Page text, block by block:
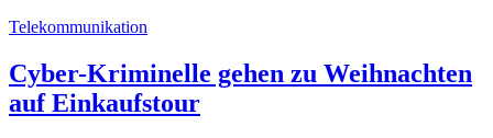
Kategorien
Telekommunikation
Cyber-Kriminelle gehen zu Weihnachten
auf Einkaufstour